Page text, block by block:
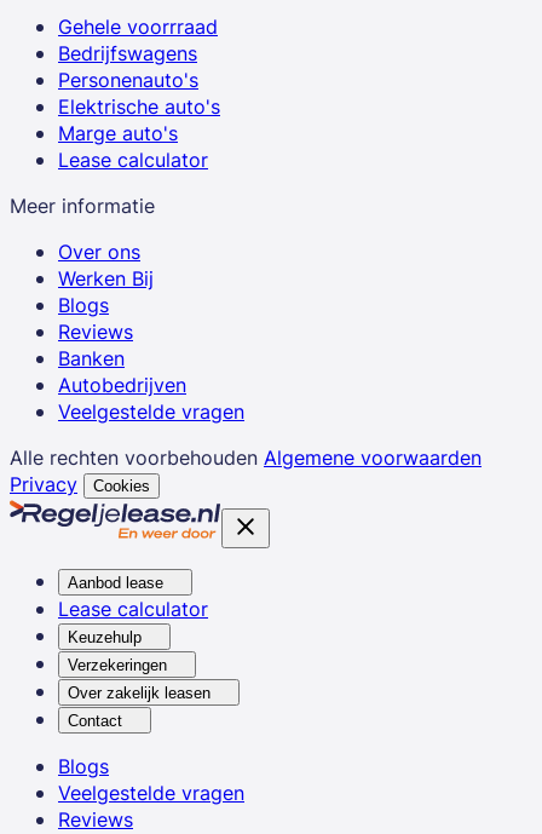
Gehele voorrraad
Bedrijfswagens
Personenauto's
Elektrische auto's
Marge auto's
Lease calculator
Meer informatie
Over ons
Werken Bij
Blogs
Reviews
Banken
Autobedrijven
Veelgestelde vragen
Alle rechten voorbehouden Algemene voorwaarden
Privacy
Cookies
Aanbod lease
Lease calculator
Keuzehulp
Verzekeringen
Over zakelijk leasen
Contact
Blogs
Veelgestelde vragen
Reviews